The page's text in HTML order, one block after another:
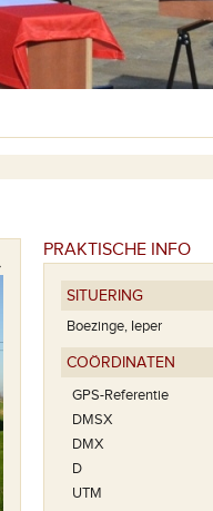
PRAKTISCHE INFO
SITUERING
Boezinge, Ieper
COÖRDINATEN
GPS-Referentie
DMSX
DMX
D
UTM